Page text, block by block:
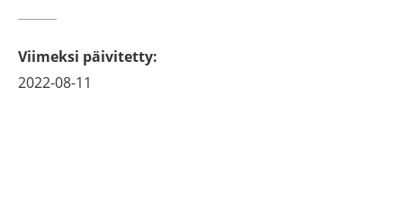
Viimeksi päivitetty:
2022-08-11